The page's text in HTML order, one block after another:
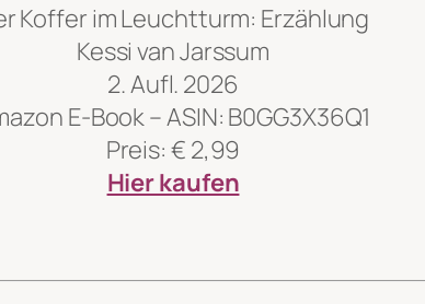
Koffer im Leuchtturm: Erzählung
Kessi van Jarssum
2. Aufl. 2026
E-Book – ASIN: B0GG3X36Q1
Preis: € 2,99
Hier kaufen